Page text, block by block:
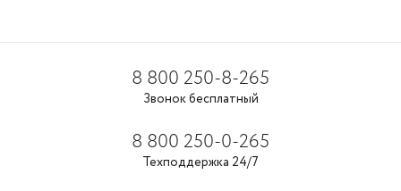
8 800 250-8-265
Звонок бесплатный
8 800 250-0-265
Техподдержка 24/7